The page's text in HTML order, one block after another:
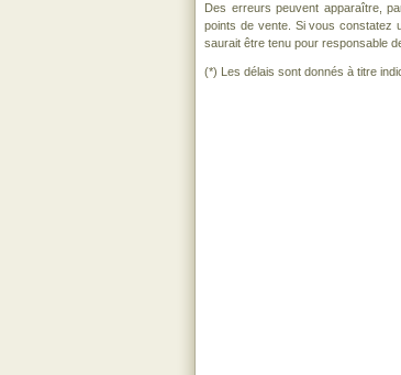
Des erreurs peuvent apparaître,
points de vente. Si vous constatez
saurait être tenu pour responsable
(*) Les délais sont donnés à titre